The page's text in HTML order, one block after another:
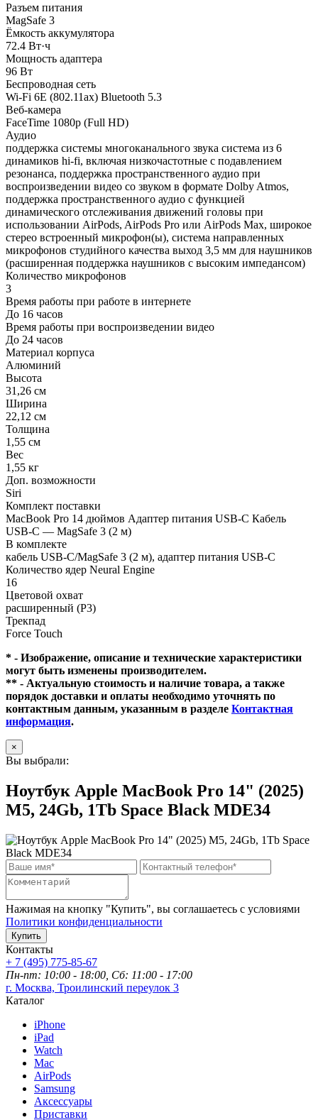
Разъем питания
MagSafe 3
Ёмкость аккумулятора
72.4 Вт·ч
Мощность адаптера
96 Вт
Беспроводная сеть
Wi-Fi 6E (802.11ax) Bluetooth 5.3
Веб-камера
FaceTime 1080p (Full HD)
Аудио
поддержка системы многоканального звука система из 6
динамиков hi-fi, включая низкочастотные с подавлением
резонанса, поддержка пространственного аудио при
воспроизведении видео со звуком в формате Dolby Atmos,
поддержка пространственного аудио с функцией
динамического отслеживания движений головы при
использовании AirPods, AirPods Pro или AirPods Max, широкое
стерео встроенный микрофон(ы), система направленных
микрофонов студийного качества выход 3,5 мм для наушников
(расширенная поддержка наушников с высоким импедансом)
Количество микрофонов
3
Время работы при работе в интернете
До 16 часов
Время работы при воспроизведении видео
До 24 часов
Материал корпуса
Алюминий
Высота
31,26 см
Ширина
22,12 см
Толщина
1,55 см
Вес
1,55 кг
Доп. возможности
Siri
Комплект поставки
MacBook Pro 14 дюймов Адаптер питания USB‑C Кабель
USB-C — MagSafe 3 (2 м)
В комплекте
кабель USB-C/MagSafe 3 (2 м), адаптер питания USB-C
Количество ядер Neural Engine
16
Цветовой охват
расширенный (P3)
Трекпад
Force Touch
* - Изображение, описание и технические характеристики
могут быть изменены производителем.
** - Актуальную стоимость и наличие товара, а также
порядок доставки и оплаты необходимо уточнять по
контактным данным, указанным в разделе Контактная
информация.
×
Вы выбрали:
Ноутбук Apple MacBook Pro 14" (2025)
M5, 24Gb, 1Tb Space Black MDE34
Нажимая на кнопку "Купить", вы соглашаетесь с условиями
Политики конфиденциальности
Купить
Контакты
+ 7 (495) 775-85-67
Пн-пт: 10:00 - 18:00, Сб: 11:00 - 17:00
г. Москва, Троилинский переулок 3
Каталог
iPhone
iPad
Watch
Mac
AirPods
Samsung
Аксессуары
Приставки